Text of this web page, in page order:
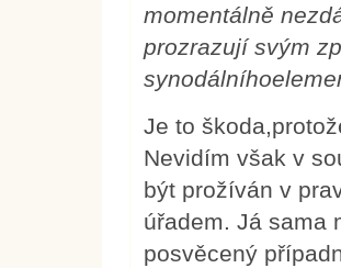
momentálně
prozrazují svým
Je to
Nevidím však v
být prožíván v
úřadem. Já sama
posvěcený